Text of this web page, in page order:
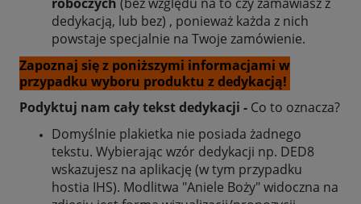
dedykacją, lub bez) , ponieważ każda z nich
powstaje specjalnie na Twoje zamówienie.
Zapoznaj się z poniższymi informacjami w
przypadku wyboru produktu z dedykacją!
Podyktuj nam cały tekst dedykacji - Co to oznacza?
Domyślnie plakietka nie posiada żadnego
tekstu. Wybierając wzór dedykacji np. DED8
wskazujesz na aplikację (w tym przypadku
hostia IHS). Modlitwa "Aniele Boży" widoczna na